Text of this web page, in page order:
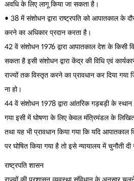
अवधि के लिए लागू किया जा सकता है।
• 38 में संशोधन द्वारा राष्ट्रपति को आपातकाल के
करने का अधिकार प्रदान करता है।
42 वें संशोधन 1976 द्वारा आपातकाल देश के किसी
सकता है इसी संशोधन द्वारा केंद्र की विधि एवं
राज्यों तक विस्तृत करने का प्रावधान कर दिया गया
ना हो।
44 वें संशोधन 1978 द्वारा आंतरिक गड़बड़ी के स्थान
गया इसी में घोषणा के लिए केवल मंत्रिमंडल के लिखित
तथा यह भी प्रावधान किया गया कि यदि आपातकाल
पर घोषित किया गया है तो इसे न्यायालय में चुनौती
राष्ट्रपति शासन